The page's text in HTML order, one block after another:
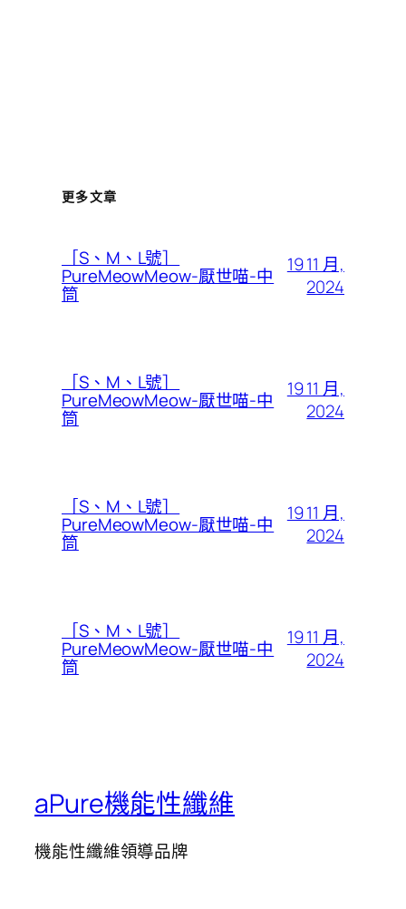
更多文章
［S、M、L號］
PureMeowMeow-厭世喵-中
筒
19 11 月,
2024
［S、M、L號］
PureMeowMeow-厭世喵-中
筒
19 11 月,
2024
［S、M、L號］
PureMeowMeow-厭世喵-中
筒
19 11 月,
2024
［S、M、L號］
PureMeowMeow-厭世喵-中
筒
19 11 月,
2024
aPure機能性纖維
機能性纖維領導品牌